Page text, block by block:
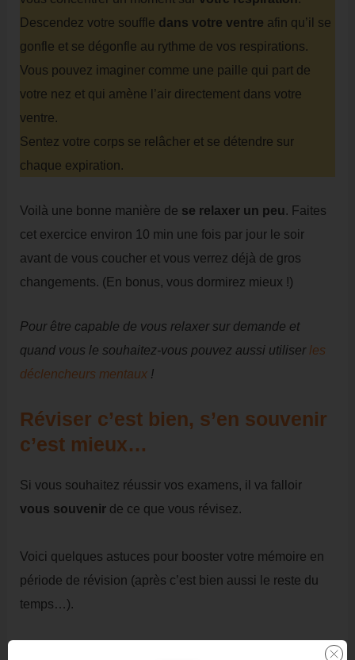
Descendez votre souffle dans votre ventre afin qu’il se
gonfle et se dégonfle au rythme de vos respirations.
Vous pouvez imaginer comme une paille qui part de
votre nez et qui amène l’air directement dans votre
ventre.
Sentez votre corps se relâcher et se détendre sur
chaque expiration.
Voilà une bonne manière de se relaxer un peu . Faites
cet exercice environ 10 min une fois par jour le soir
avant de vous coucher et vous verrez déjà de gros
changements. (En bonus, vous dormirez mieux !)
Pour être capable de vous relaxer sur demande et
quand vous le souhaitez-vous pouvez aussi utiliser les
déclencheurs mentaux !
Réviser c’est bien, s’en souvenir
c’est mieux…
Si vous souhaitez réussir vos examens, il va falloir
vous souvenir de ce que vous révisez.
Voici quelques astuces pour booster votre mémoire en
période de révision (après c’est bien aussi le reste du
temps…).